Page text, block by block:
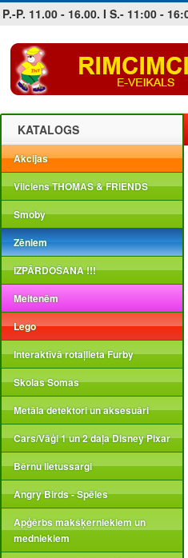
P.-P. 11.00 - 16.00. I S.- 11:00 -
Jobs at sea and maritime vacancies
KATALOGS
Akcijas
Vilciens THOMAS & FRIENDS
Smoby
Zēniem
IZPĀRDOŠANA !!!
Meitenēm
Lego
Interaktīvā rotaļlieta Furby
Skolas Somas
Metāla detektori un aksesuāri
Cars/Vāģi 1 un 2 daļa Disney Pixar
Bērnu lietussargi
Angry Birds - Spēles
Apģērbs makšķerniekiem un
medniekiem